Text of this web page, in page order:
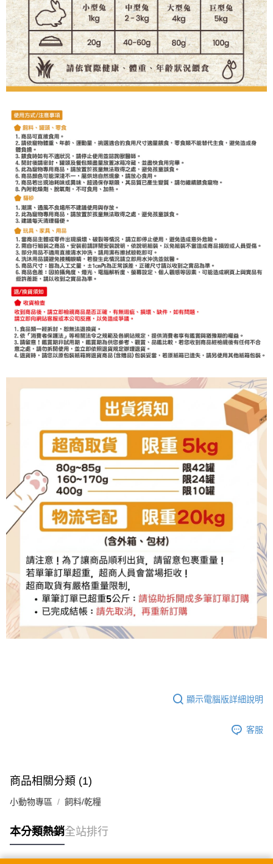
顯示電腦版詳細說明
客服
商品相關分類 (1)
小動物專區 飼料/乾糧
本分類熱銷全站排行